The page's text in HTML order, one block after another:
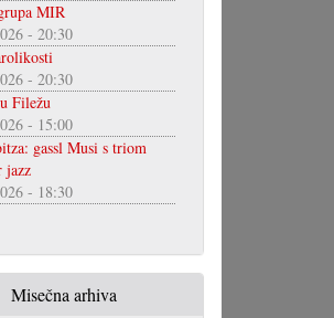
MIR
- 20:30
- 20:30
Filežu
- 15:00
gassl Musi s triom
jazz
- 18:30
Misečna arhiva